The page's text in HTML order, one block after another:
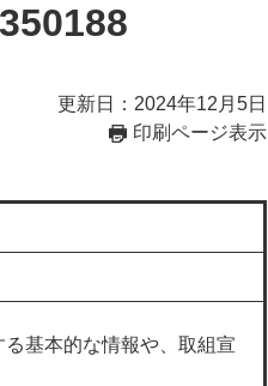
更新日：2024年12月5日
印刷ページ表示
る基本的な情報や、取組宣